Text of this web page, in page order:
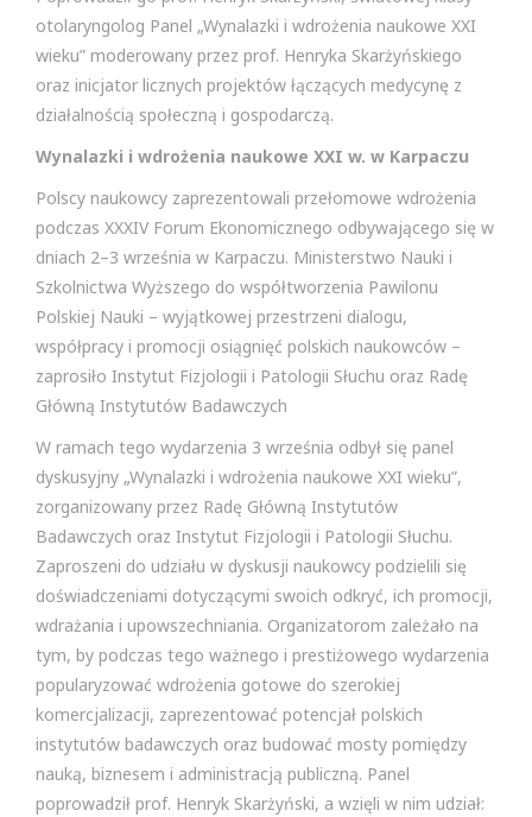
otolaryngolog Panel „Wynalazki i wdrożenia naukowe XXI
wieku” moderowany przez prof. Henryka Skarżyńskiego
oraz inicjator licznych projektów łączących medycynę z
działalnością społeczną i gospodarczą.
Wynalazki i wdrożenia naukowe XXI w. w Karpaczu
Polscy naukowcy zaprezentowali przełomowe wdrożenia
podczas XXXIV Forum Ekonomicznego odbywającego się w
dniach 2–3 września w Karpaczu. Ministerstwo Nauki i
Szkolnictwa Wyższego do współtworzenia Pawilonu
Polskiej Nauki – wyjątkowej przestrzeni dialogu,
współpracy i promocji osiągnięć polskich naukowców –
zaprosiło Instytut Fizjologii i Patologii Słuchu oraz Radę
Główną Instytutów Badawczych
W ramach tego wydarzenia 3 września odbył się panel
dyskusyjny „Wynalazki i wdrożenia naukowe XXI wieku”,
zorganizowany przez Radę Główną Instytutów
Badawczych oraz Instytut Fizjologii i Patologii Słuchu.
Zaproszeni do udziału w dyskusji naukowcy podzielili się
doświadczeniami dotyczącymi swoich odkryć, ich promocji,
wdrażania i upowszechniania. Organizatorom zależało na
tym, by podczas tego ważnego i prestiżowego wydarzenia
popularyzować wdrożenia gotowe do szerokiej
komercjalizacji, zaprezentować potencjał polskich
instytutów badawczych oraz budować mosty pomiędzy
nauką, biznesem i administracją publiczną. Panel
poprowadził prof. Henryk Skarżyński, a wzięli w nim udział: